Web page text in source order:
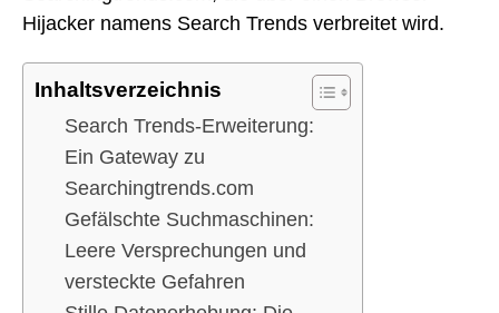
Hijacker namens Search Trends verbreitet wird.
Inhaltsverzeichnis
Search Trends-Erweiterung:
Ein Gateway zu
Searchingtrends.com
Gefälschte Suchmaschinen:
Leere Versprechungen und
versteckte Gefahren